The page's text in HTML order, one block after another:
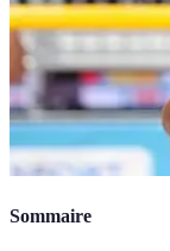
Sommaire